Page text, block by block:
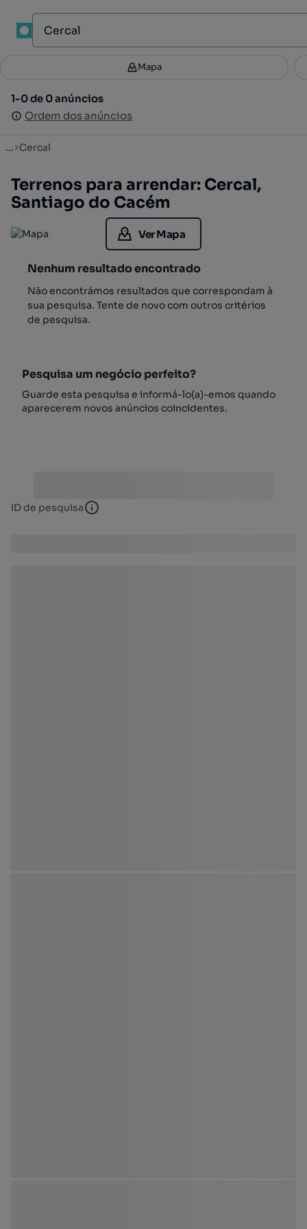
Filtros 3
1-0 de 0 anúncios
Ordem dos anúncios
Mapa
1-0 de 0 anúncios
Ordem dos anúncios
... Cercal
Terrenos para arrendar: Cercal,
Santiago do Cacém
Ver Mapa
Nenhum resultado encontrado
Não encontrámos resultados que correspondam à
sua pesquisa. Tente de novo com outros critérios
de pesquisa.
Pesquisa um negócio perfeito?
Guarde esta pesquisa e informá-lo(a)-emos quando
aparecerem novos anúncios coincidentes.
ID de pesquisa ID de pesquisa